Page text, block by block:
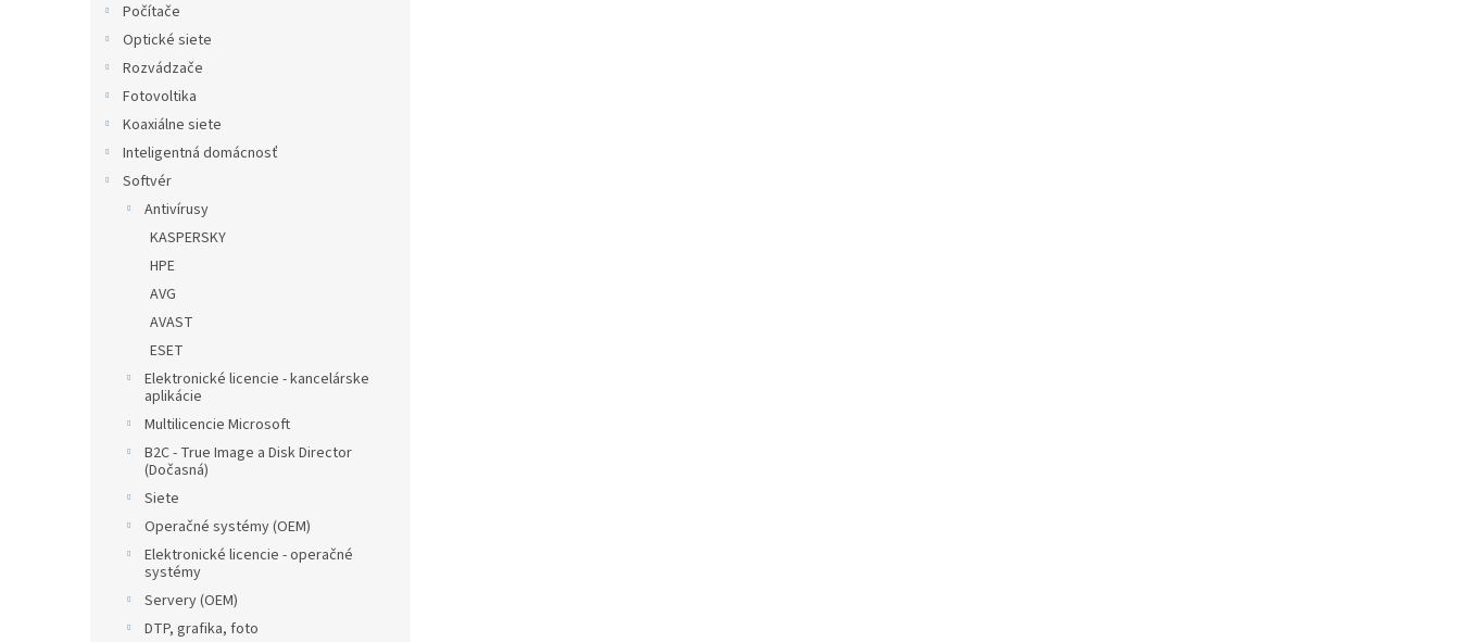
Počítače
Optické siete
Rozvádzače
Fotovoltika
Koaxiálne siete
Inteligentná domácnosť
Softvér
Antivírusy
KASPERSKY
HPE
AVG
AVAST
ESET
Elektronické licencie - kancelárske
aplikácie
Multilicencie Microsoft
B2C - True Image a Disk Director
(Dočasná)
Siete
Operačné systémy (OEM)
Elektronické licencie - operačné
systémy
Servery (OEM)
DTP, grafika, foto